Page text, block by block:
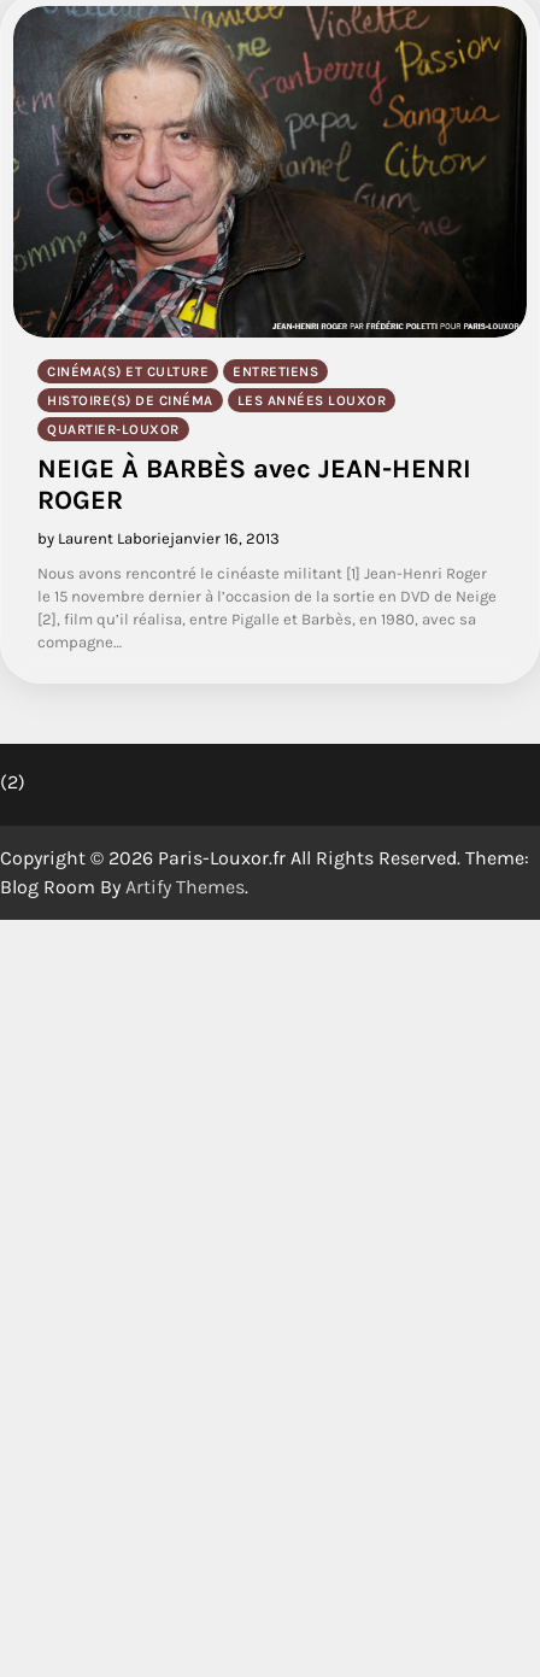
CINÉMA(S) ET CULTURE
ENTRETIENS
HISTOIRE(S) DE CINÉMA
LES ANNÉES LOUXOR
QUARTIER-LOUXOR
NEIGE À BARBÈS avec JEAN-HENRI
ROGER
by Laurent Laboriejanvier 16, 2013
Nous avons rencontré le cinéaste militant [1] Jean-Henri Roger
le 15 novembre dernier à l’occasion de la sortie en DVD de Neige
[2], film qu’il réalisa, entre Pigalle et Barbès, en 1980, avec sa
compagne…
(2)
Copyright © 2026 Paris-Louxor.fr All Rights Reserved. Theme:
Blog Room By Artify Themes.